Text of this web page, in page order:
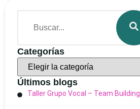
Categorías
Últimos blogs
Taller Grupo Vocal – Team Building